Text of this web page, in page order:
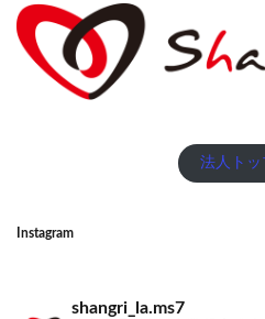
法人トッ
Instagram
shangri_la.ms7